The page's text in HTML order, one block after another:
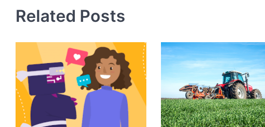
Related Posts